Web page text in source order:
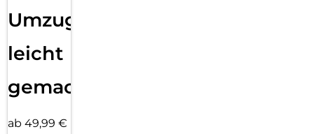
Umzug
leicht
gemacht!
ab 49,99 €